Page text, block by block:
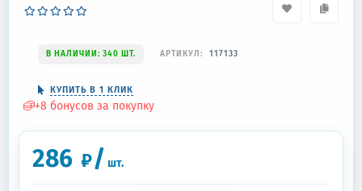
В НАЛИЧИИ: 340 ШТ. АРТИКУЛ: 117133
КУПИТЬ В 1 КЛИК
+8 бонусов за покупку
286 ₽/ шт.